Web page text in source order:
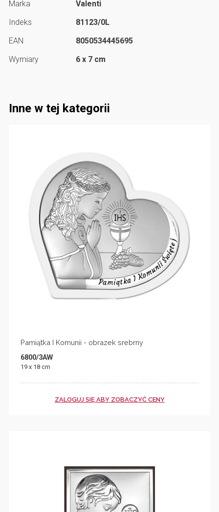
Marka
Valenti
Indeks
81123/0L
EAN
8050534445695
Wymiary
6 x 7 cm
Inne w tej kategorii
Pamiątka I Komunii - obrazek srebrny
6800/3AW
19 x 18 cm
ZALOGUJ SIĘ ABY ZOBACZYĆ CENY